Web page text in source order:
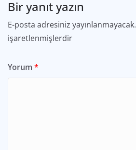
Bir yanıt yazın
E-posta adresiniz yayınlanmayacak.
işaretlenmişlerdir
Yorum *